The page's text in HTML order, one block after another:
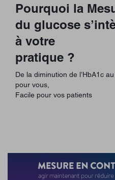
Pourquoi la
du glucose
à votre
pratique ?
De la diminution de l’HbA1c
pour vous,
Facile pour vos patients